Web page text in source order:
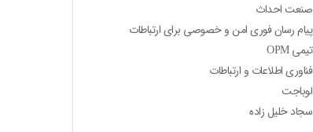
صنعت احداث
پیام رسان فوری امن و خصوصی برای ارتباطات
تیمی OPM
فناوری اطلاعات و ارتباطات
لوباجت
سجاد خلیل زاده